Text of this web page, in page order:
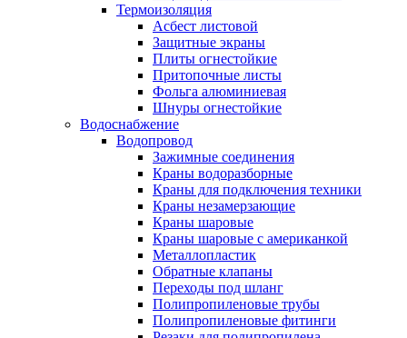
Термоизоляция
Асбест листовой
Защитные экраны
Плиты огнестойкие
Притопочные листы
Фольга алюминиевая
Шнуры огнестойкие
Водоснабжение
Водопровод
Зажимные соединения
Краны водоразборные
Краны для подключения техники
Краны незамерзающие
Краны шаровые
Краны шаровые с американкой
Металлопластик
Обратные клапаны
Переходы под шланг
Полипропиленовые трубы
Полипропиленовые фитинги